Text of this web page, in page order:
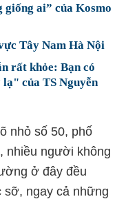
giống ai” của Kosmo
Tây Nam Hà Nội
rất khỏe: Bạn có
của TS Nguyễn
nhỏ số 50, phố
nhiều người không
ở đây đều
ngay cả những